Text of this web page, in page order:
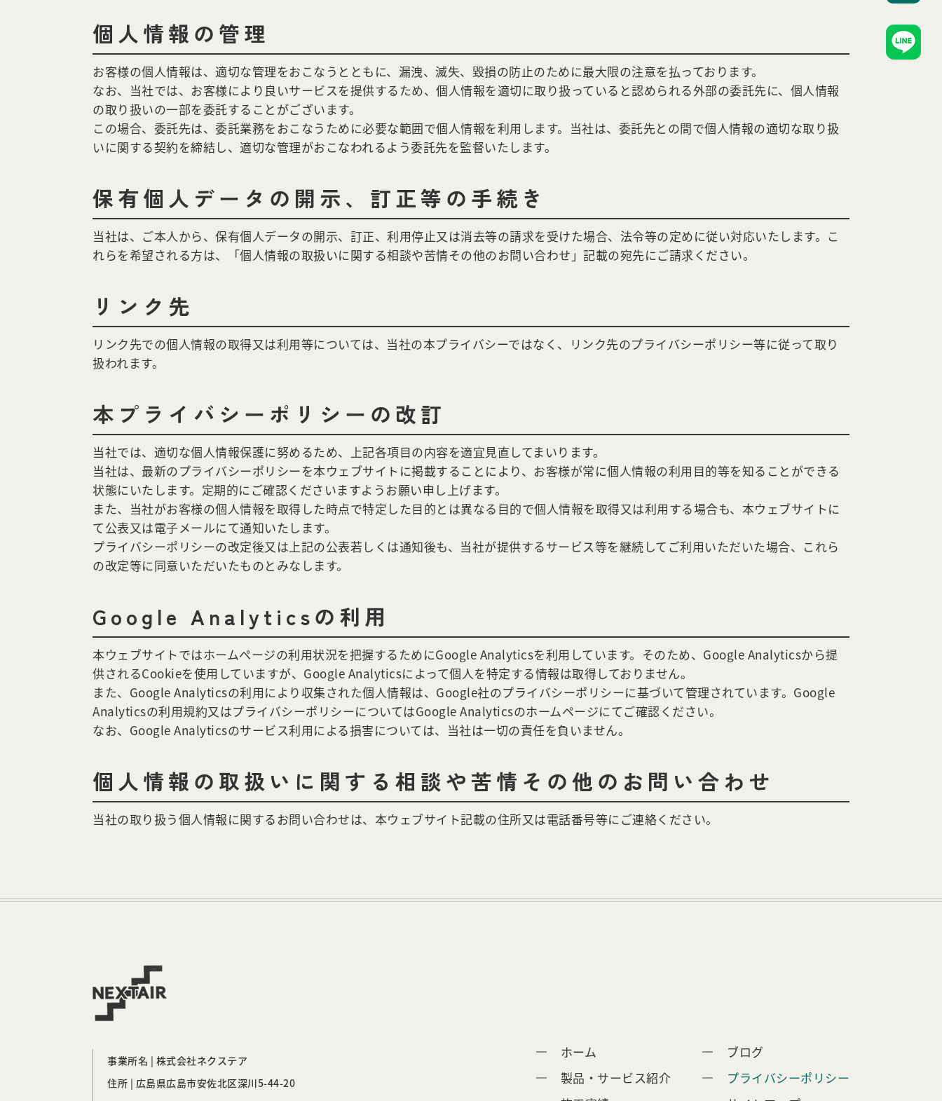
個人情報の管理
お客様の個人情報は、適切な管理をおこなうとともに、漏洩、滅失、毀損の防止のために最大限の注意を払っております。
なお、当社では、お客様により良いサービスを提供するため、個人情報を適切に取り扱っていると認められる外部の委託先に、個人情報
の取り扱いの一部を委託することがございます。
この場合、委託先は、委託業務をおこなうために必要な範囲で個人情報を利用します。当社は、委託先との間で個人情報の適切な取り扱
いに関する契約を締結し、適切な管理がおこなわれるよう委託先を監督いたします。
保有個人データの開示、 訂正等の手続き
当社は、ご本人から、保有個人データの開示、訂正、利用停止又は消去等の請求を受けた場合、法令等の定めに従い対応いたします。こ
れらを希望される方は、「個人情報の取扱いに関する相談や苦情その他のお問い合わせ」記載の宛先にご請求ください。
リンク先
リンク先での個人情報の取得又は利用等については、当社の本プライバシーではなく、リンク先のプライバシーポリシー等に従って取り
扱われます。
本プライバシーポリシーの改訂
当社では、適切な個人情報保護に努めるため、上記各項目の内容を適宜見直してまいります。
当社は、最新のプライバシーポリシーを本ウェブサイトに掲載することにより、お客様が常に個人情報の利用目的等を知ることができる
状態にいたします。定期的にご確認くださいますようお願い申し上げます。
また、当社がお客様の個人情報を取得した時点で特定した目的とは異なる目的で個人情報を取得又は利用する場合も、本ウェブサイトに
て公表又は電子メールにて通知いたします。
プライバシーポリシーの改定後又は上記の公表若しくは通知後も、当社が提供するサービス等を継続してご利用いただいた場合、これら
の改定等に同意いただいたものとみなします。
Google Analyticsの利用
本ウェブサイトではホームページの利用状況を把握するためにGoogle Analyticsを利用しています。そのため、Google Analyticsから提
供されるCookieを使用していますが、Google Analyticsによって個人を特定する情報は取得しておりません。
また、Google Analyticsの利用により収集された個人情報は、Google社のプライバシーポリシーに基づいて管理されています。Google
Analyticsの利用規約又はプライバシーポリシーについてはGoogle Analyticsのホームページにてご確認ください。
なお、Google Analyticsのサービス利用による損害については、当社は一切の責任を負いません。
個人情報の取扱いに関する相談や苦情その他のお問い合わせ
当社の取り扱う個人情報に関するお問い合わせは、本ウェブサイト記載の住所又は電話番号等にご連絡ください。
事業所名 | 株式会社ネクステア
住所 | 広島県広島市安佐北区深川5-44-20
ホーム
製品・サービス紹介
ブログ
プライバシーポリシー